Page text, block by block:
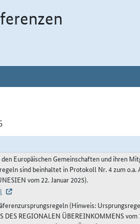
Europäischen Gemeinschaften und ihren
sind beinhaltet in Protokoll Nr. 4 zum o.a.
vom 22. Januar 2025).
(Hinweis:
DES REGIONALEN ÜBEREINKOMMENS